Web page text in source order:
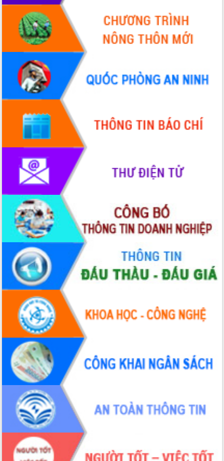
Đắk Lắk ký kết thỏa thuận hợp tác về
chuyển đổi số giai đoạn 2026 – 2030
với Tập đoàn Bưu chính Viễn thông
Việt Nam
Thứ trưởng Bộ Y tế làm việc với tỉnh
Đắk Lắk về phát triển nhân lực y tế
cho trạm y tế cấp xã
Du lịch Đắk Lắk nâng tầm trải nghiệm
du khách thông qua Hệ thống cơ sở dữ
liệu và Bản đồ số
Tập huấn ứng dụng trí tuệ nhân tạo (AI)
trong thương mại điện tử năm 2026
Đoàn đại biểu Quốc hội tỉnh Đắk Lắk
trao đổi thông tin trước Kỳ họp thứ
Quyết liệt cải cách hành chính, khơi
thông nguồn lực phát triển
Nâng cao hiệu lực, hiệu quả HĐND
tỉnh thông qua hiện đại hóa hành chính
Xã Ea Phê gắn cải cách hành chính với
chuyển đổi số
Phó Chủ tịch Thường trực UBND tỉnh
Hồ Thị Nguyên Thảo làm việc tại Trung
tâm Phục vụ hành chính công xã Ea
Phê
Xây dựng nền hành chính số đồng
hành cùng nông dân dân, doanh nghiệp
Giai đoạn 2026-2030, Đắk Lắk phấn
đấu có 77% xã đạt chuẩn nông thôn
mới
Chuyển đổi số 'mở đường' cho nông
nghiệp Đắk Lắk tăng trưởng bứt phá
Triển khai đồng bộ đo đạc, lập hồ sơ
địa chính, hoàn thiện cơ sở dữ liệu đất
đai
Ứng dụng sinh trắc học - Bước tiến
trong hành trình chuyển đổi số tại Đắk
Lắk
Đắk Lắk nâng cao hiệu quả công tác
Đảng từ Sổ tay đảng viên điện tử
Đắk Lắk đẩy mạnh nuôi biển công
nghệ, hướng tới phát triển thủy sản